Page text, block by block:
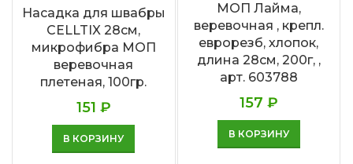
Насадка для швабры
CELLTIX 28см,
микрофибра МОП
веревочная
плетеная, 100гр.
151 ₽
В КОРЗИНУ
МОП Лайма,
веревочная , крепл.
еврорезб, хлопок,
длина 28см, 200г, ,
арт. 603788
157 ₽
В КОРЗИНУ